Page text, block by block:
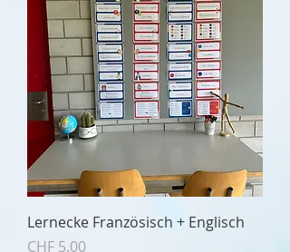
Lernecke Französisch + Englisch
Preis
CHF 5.00